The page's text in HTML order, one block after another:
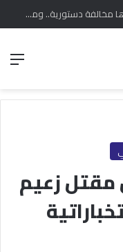
وزير العدل: إنكار جرائم النظام البائد أو تبريرها مخالفة دستورية.. ومشروع قانون خاص إلى مجلس الشعب
مقتل زعيم